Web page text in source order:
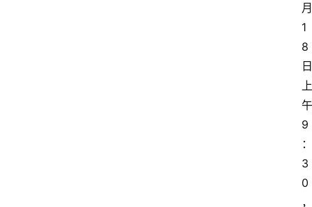
月
1
8
日
上
午
9
：
3
0
，